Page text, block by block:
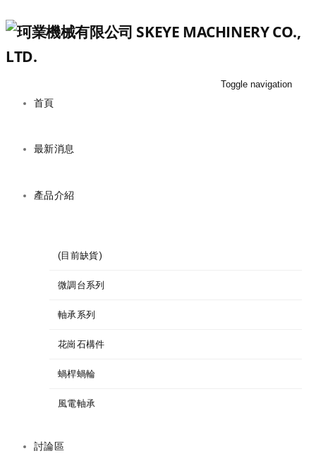
Toggle navigation
首頁
最新消息
產品介紹
(目前缺貨)
微調台系列
軸承系列
花崗石構件
蝸桿蝸輪
風電軸承
討論區